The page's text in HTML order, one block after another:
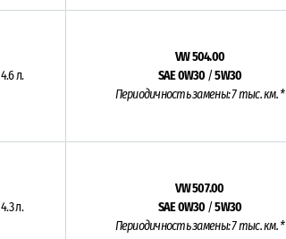
4.6 л.
VW 504.00
SAE 0W30 /5W30
Периодичность замены: 7 тыс. км. *
4.3 л.
VW 507.00
SAE 0W30 /5W30
Периодичность замены: 7 тыс. км. *